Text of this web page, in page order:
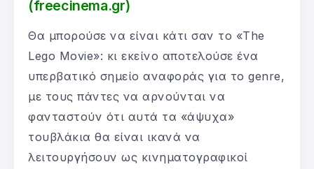
(freecinema.gr)
Θα μπορούσε να είναι κάτι σαν το «The
Lego Movie»: κι εκείνο αποτελούσε ένα
υπερβατικό σημείο αναφοράς για το genre,
με τους πάντες να αρνούνται να
φανταστούν ότι αυτά τα «άψυχα»
τουβλάκια θα είναι ικανά να
λειτουργήσουν ως κινηματογραφικοί